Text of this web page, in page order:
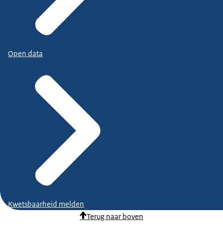
Open data
Kwetsbaarheid melden
Terug naar boven